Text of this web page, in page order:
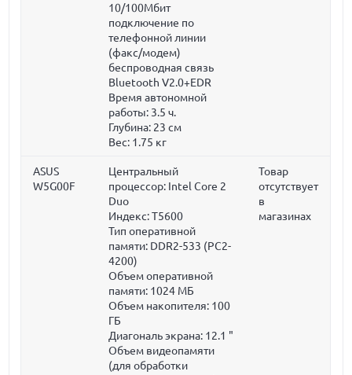
10/100Мбит
подключение по
телефонной линии
(факс/модем)
беспроводная связь
Bluetooth V2.0+EDR
Время автономной
работы: 3.5 ч.
Глубина: 23 см
Вес: 1.75 кг
ASUS
W5G00F
Центральный
процессор: Intel Core 2
Duo
Индекс: T5600
Тип оперативной
памяти: DDR2-533 (PC2-
4200)
Объем оперативной
памяти: 1024 МБ
Объем накопителя: 100
ГБ
Диагональ экрана: 12.1 "
Объем видеопамяти
(для обработки
Товар
отсутствует
в
магазинах